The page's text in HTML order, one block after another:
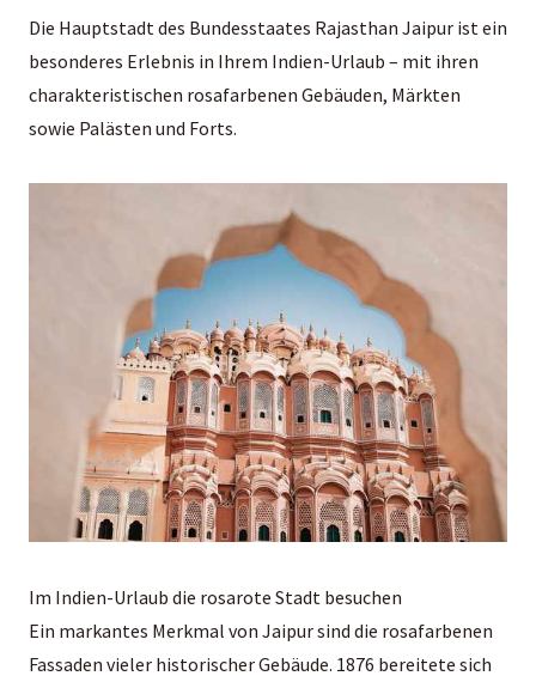
Die Hauptstadt des Bundesstaates Rajasthan Jaipur ist ein
besonderes Erlebnis in Ihrem Indien-Urlaub – mit ihren
charakteristischen rosafarbenen Gebäuden, Märkten
sowie Palästen und Forts.
Im Indien-Urlaub die rosarote Stadt besuchen
Ein markantes Merkmal von Jaipur sind die rosafarbenen
Fassaden vieler historischer Gebäude. 1876 bereitete sich